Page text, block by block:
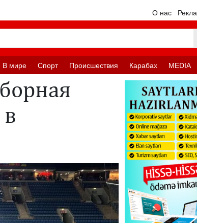
О нас
В мире Спорт Происшествия Карабах MEDIA